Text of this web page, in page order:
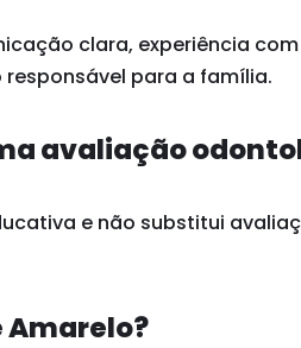
clara, experiência
para a família.
avaliação
e não substitui
Amarelo?